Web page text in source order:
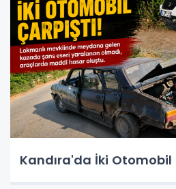
Kandıra'da İki Otomobil